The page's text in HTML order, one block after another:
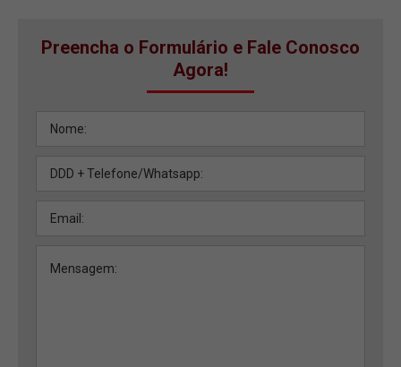
Preencha o Formulário e Fale Conosco
Agora!